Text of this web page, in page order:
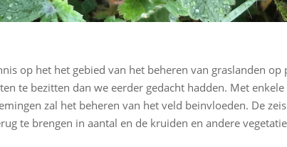
op het het gebied van het beheren van graslanden
te bezitten dan we eerder gedacht hadden. Met
zal het beheren van het veld beinvloeden. De
te brengen in aantal en de kruiden en andere